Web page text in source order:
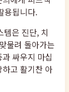
용됩니다.
템은 진단, 치
물려 돌아가는
싸우지 마십
고 활기찬 아